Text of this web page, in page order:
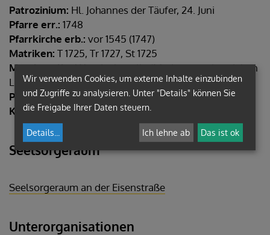
Patrozinium: Hl. Johannes der Täufer, 24. Juni
Pfarre err.: 1748
Pfarrkirche erb.: vor 1545 (1747)
Matriken: T 1725, Tr 1727, St 1725
Messkapelle:Wandaukapelle (Maria unter den sieben
Linden)
Pfarrkirche:Pfarrkirche Hl. Johannes der Täufer
Kapelle:Kapelle
Seelsorgeraum
Seelsorgeraum an der Eisenstraße
Unterorganisationen
Wir verwenden Cookies, um externe Inhalte einzubinden
und Zugriffe zu analysieren. Unter "Details" können Sie
die Freigabe Ihrer Daten steuern.
Details Ich lehne ab Das ist ok